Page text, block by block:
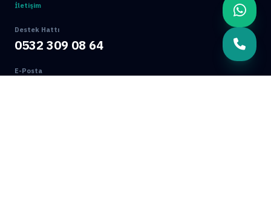
İletişim
Destek Hattı
0532 309 08 64
E-Posta